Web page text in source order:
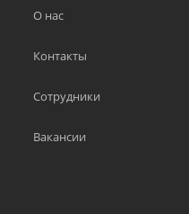
О нас
Контакты
Сотрудники
Вакансии